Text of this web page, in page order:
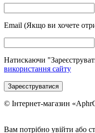
Email (Якщо ви хочете
Натискаючи
використання сайту
Зареєструватися
© Інтернет-магазин
Вам потрібно увійти або